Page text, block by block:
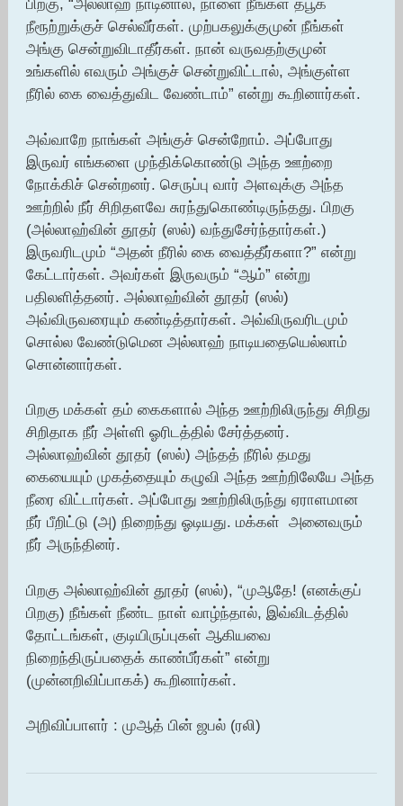
பிறகு, “அல்லாஹ் நாடினால், நாளை நீங்கள் தபூக்
நீரூற்றுக்குச் செல்வீர்கள். முற்பகலுக்குமுன் நீங்கள்
அங்கு சென்றுவிடாதீர்கள். நான் வருவதற்குமுன்
உங்களில் எவரும் அங்குச் சென்றுவிட்டால், அங்குள்ள
நீரில் கை வைத்துவிட வேண்டாம்” என்று கூறினார்கள்.
அவ்வாறே நாங்கள் அங்குச் சென்றோம். அப்போது
இருவர் எங்களை முந்திக்கொண்டு அந்த ஊற்றை
நோக்கிச் சென்றனர். செருப்பு வார் அளவுக்கு அந்த
ஊற்றில் நீர் சிறிதளவே சுரந்துகொண்டிருந்தது. பிறகு
(அல்லாஹ்வின் தூதர் (ஸல்) வந்துசேர்ந்தார்கள்.)
இருவரிடமும் “அதன் நீரில் கை வைத்தீர்களா?” என்று
கேட்டார்கள். அவர்கள் இருவரும் “ஆம்” என்று
பதிலளித்தனர். அல்லாஹ்வின் தூதர் (ஸல்)
அவ்விருவரையும் கண்டித்தார்கள். அவ்விருவரிடமும்
சொல்ல வேண்டுமென அல்லாஹ் நாடியதையெல்லாம்
சொன்னார்கள்.
பிறகு மக்கள் தம் கைகளால் அந்த ஊற்றிலிருந்து சிறிது
சிறிதாக நீர் அள்ளி ஓரிடத்தில் சேர்த்தனர்.
அல்லாஹ்வின் தூதர் (ஸல்) அந்தத் நீரில் தமது
கையையும் முகத்தையும் கழுவி அந்த ஊற்றிலேயே அந்த
நீரை விட்டார்கள். அப்போது ஊற்றிலிருந்து ஏராளமான
நீர் பீறிட்டு (அ) நிறைந்து ஓடியது. மக்கள் அனைவரும்
நீர் அருந்தினர்.
பிறகு அல்லாஹ்வின் தூதர் (ஸல்), “முஆதே! (எனக்குப்
பிறகு) நீங்கள் நீண்ட நாள் வாழ்ந்தால், இவ்விடத்தில்
தோட்டங்கள், குடியிருப்புகள் ஆகியவை
நிறைந்திருப்பதைக் காண்பீர்கள்” என்று
(முன்னறிவிப்பாகக்) கூறினார்கள்.
அறிவிப்பாளர் : முஆத் பின் ஜபல் (ரலி)